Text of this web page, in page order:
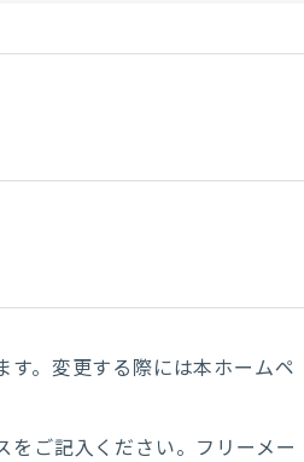
。変更する際には本ホームペ
ご記入ください。フリーメー